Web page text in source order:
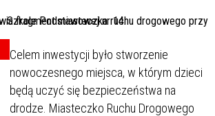
Celem inwestycji było stworzenie
nowoczesnego miejsca, w którym dzieci
będą uczyć się bezpieczeństwa na
drodze. Miasteczko Ruchu Drogowego